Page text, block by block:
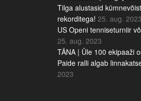
Tilga alustasid
rekorditega! 25. aug. 2023
US Openi tenniseturniir
25. aug. 2023
TÄNA | Üle 100 ekipaaži
Paide ralli algab
2023